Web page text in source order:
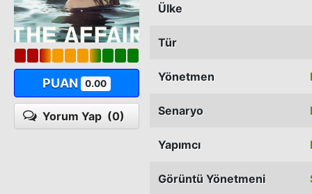
PUAN 0.00
Yorum Yap (0)
Ülke
Tür
Yönetmen
Senaryo
Yapımcı
Görüntü Yönetmeni